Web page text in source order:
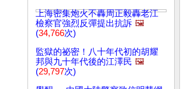
上海密集炮火不轟周正毅轟老江
檢察官強烈反彈提出抗訴 🖼️
(34,766次)
監獄的祕密！八十年代初的胡耀
邦與九十年代後的江澤民 🖼️
(29,797次)